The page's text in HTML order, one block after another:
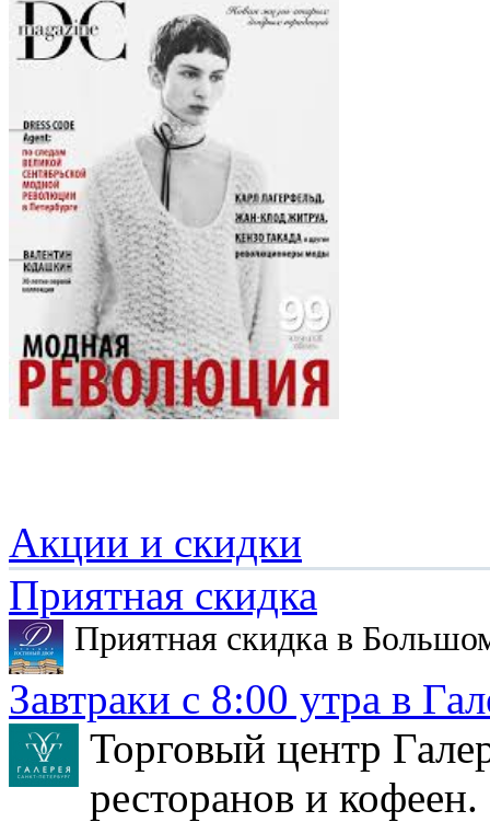
Акции и скидки
Приятная скидка
Приятная скидка в
Завтраки с 8:00 утра в
Торговый центр
ресторанов и кофеен.